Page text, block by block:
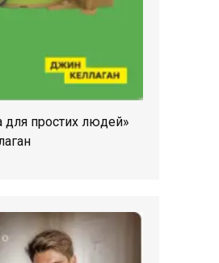
для простих людей»